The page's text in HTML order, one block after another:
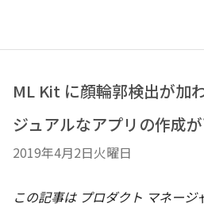
ML Kit に顔輪郭検出が加
ジュアルなアプリの作成
2019年4月2日火曜日
この記事は プロダクト マネー